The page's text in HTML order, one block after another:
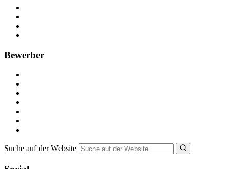
Bewerber
Suche auf der Website